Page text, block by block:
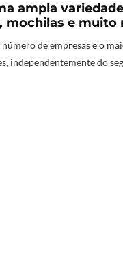
ampla
mochilas e muito
de empresas e o
independentemente do